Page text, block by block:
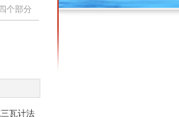
个部分
瓦计法